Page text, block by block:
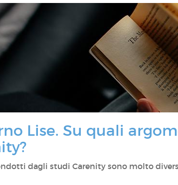
Lise. Su quali
dagli studi Carenity sono molto